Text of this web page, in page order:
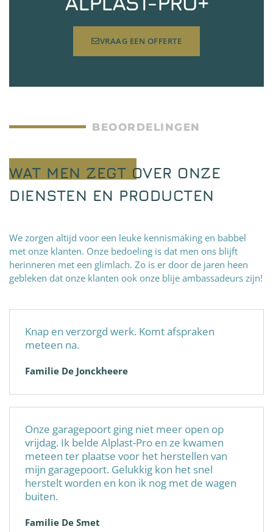
VRAAG EEN OFFERTE
BEOORDELINGEN
WAT MEN ZEGT OVER ONZE
DIENSTEN EN PRODUCTEN
We zorgen altijd voor een leuke kennismaking en babbel
met onze klanten. Onze bedoeling is dat men ons blijft
herinneren met een glimlach. Zo is er door de jaren heen
gebleken dat onze klanten ook onze blije ambassadeurs zijn!
Knap en verzorgd werk. Komt afspraken
meteen na.
Familie De Jonckheere
Onze garagepoort ging niet meer open op
vrijdag. Ik belde Alplast-Pro en ze kwamen
meteen ter plaatse voor het herstellen van
mijn garagepoort. Gelukkig kon het snel
herstelt worden en kon ik nog met de wagen
buiten.
Familie De Smet